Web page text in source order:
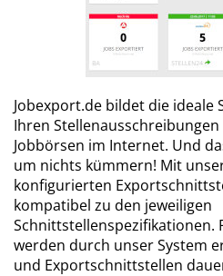
Jobexport.de bildet die ideale
Ihren
Jobbörsen im Internet. Und
um nichts kümmern! Mit
konfigurierten
kompatibel zu den jeweiligen
Schnittstellenspezifikationen.
werden durch unser System
und Exportschnittstellen